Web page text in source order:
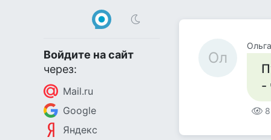
Войдите на сайт
через:
Mail.ru
Google
Яндекс
Ол
-